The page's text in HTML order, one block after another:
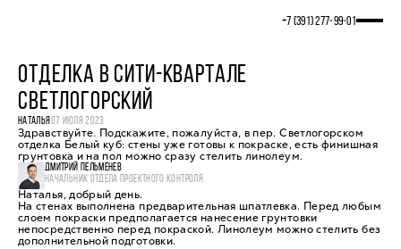
+7 (391) 277‒99‒01
ОТДЕЛКА В СИТИ-КВАРТАЛЕ
СВЕТЛОГОРСКИЙ
НАТАЛЬЯ07 ИЮЛЯ 2023
Здравствуйте. Подскажите, пожалуйста, в пер. Светлогорском
отделка Белый куб: стены уже готовы к покраске, есть финишная
грунтовка и на пол можно сразу стелить линолеум.
ДМИТРИЙ ПЕЛЬМЕНЕВ
НАЧАЛЬНИК ОТДЕЛА ПРОЕКТНОГО КОНТРОЛЯ
Наталья, добрый день.
На стенах выполнена предварительная шпатлевка. Перед любым
слоем покраски предполагается нанесение грунтовки
непосредственно перед покраской. Линолеум можно стелить без
дополнительной подготовки.